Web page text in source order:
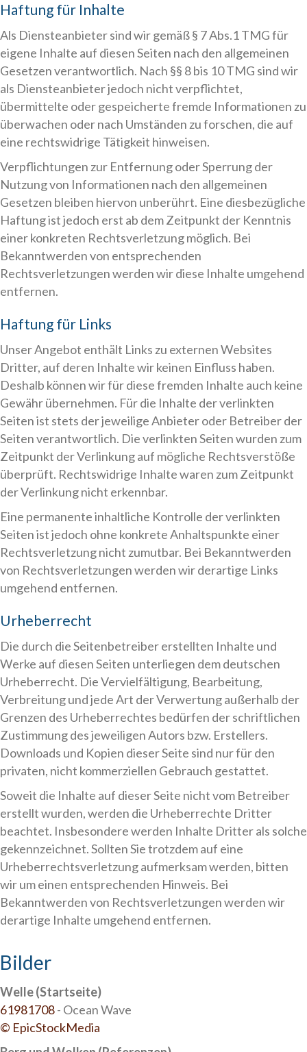
Haftung für Inhalte
Als Diensteanbieter sind wir gemäß § 7 Abs.1 TMG für
eigene Inhalte auf diesen Seiten nach den allgemeinen
Gesetzen verantwortlich. Nach §§ 8 bis 10 TMG sind wir
als Diensteanbieter jedoch nicht verpflichtet,
übermittelte oder gespeicherte fremde Informationen zu
überwachen oder nach Umständen zu forschen, die auf
eine rechtswidrige Tätigkeit hinweisen.
Verpflichtungen zur Entfernung oder Sperrung der
Nutzung von Informationen nach den allgemeinen
Gesetzen bleiben hiervon unberührt. Eine diesbezügliche
Haftung ist jedoch erst ab dem Zeitpunkt der Kenntnis
einer konkreten Rechtsverletzung möglich. Bei
Bekanntwerden von entsprechenden
Rechtsverletzungen werden wir diese Inhalte umgehend
entfernen.
Haftung für Links
Unser Angebot enthält Links zu externen Websites
Dritter, auf deren Inhalte wir keinen Einfluss haben.
Deshalb können wir für diese fremden Inhalte auch keine
Gewähr übernehmen. Für die Inhalte der verlinkten
Seiten ist stets der jeweilige Anbieter oder Betreiber der
Seiten verantwortlich. Die verlinkten Seiten wurden zum
Zeitpunkt der Verlinkung auf mögliche Rechtsverstöße
überprüft. Rechtswidrige Inhalte waren zum Zeitpunkt
der Verlinkung nicht erkennbar.
Eine permanente inhaltliche Kontrolle der verlinkten
Seiten ist jedoch ohne konkrete Anhaltspunkte einer
Rechtsverletzung nicht zumutbar. Bei Bekanntwerden
von Rechtsverletzungen werden wir derartige Links
umgehend entfernen.
Urheberrecht
Die durch die Seitenbetreiber erstellten Inhalte und
Werke auf diesen Seiten unterliegen dem deutschen
Urheberrecht. Die Vervielfältigung, Bearbeitung,
Verbreitung und jede Art der Verwertung außerhalb der
Grenzen des Urheberrechtes bedürfen der schriftlichen
Zustimmung des jeweiligen Autors bzw. Erstellers.
Downloads und Kopien dieser Seite sind nur für den
privaten, nicht kommerziellen Gebrauch gestattet.
Soweit die Inhalte auf dieser Seite nicht vom Betreiber
erstellt wurden, werden die Urheberrechte Dritter
beachtet. Insbesondere werden Inhalte Dritter als solche
gekennzeichnet. Sollten Sie trotzdem auf eine
Urheberrechtsverletzung aufmerksam werden, bitten
wir um einen entsprechenden Hinweis. Bei
Bekanntwerden von Rechtsverletzungen werden wir
derartige Inhalte umgehend entfernen.
Bilder
Welle (Startseite)
61981708- Ocean Wave
© EpicStockMedia